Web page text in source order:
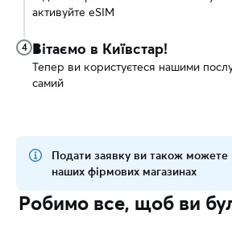
активуйте eSIM
4 Вітаємо в Київстар!
Тепер ви користуєтеся нашими
самий
Подати заявку ви також можете
наших фірмових магазинах
Візьміть із собою:
Робимо все, щоб ви